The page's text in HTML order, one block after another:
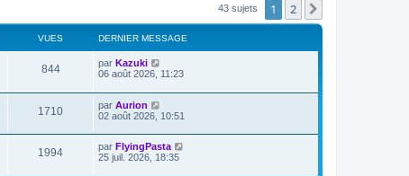
43 sujets 1 2
VUES DERNIER MESSAGE
844 par Kazuki
06 août 2026, 11:23
1710 par Aurion
02 août 2026, 10:51
1994 par FlyingPasta
25 juil. 2026, 18:35